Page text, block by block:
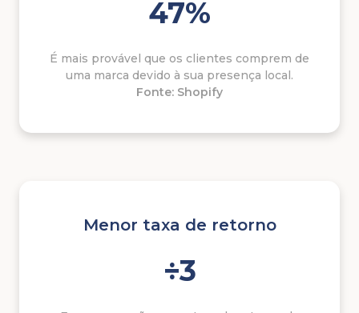
47%
É mais provável que os clientes comprem de
uma marca devido à sua presença local.
Fonte: Shopify
Menor taxa de retorno
÷3